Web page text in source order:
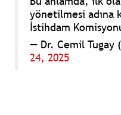
yönetilmesi adına
İstihdam
— Dr. Cemil Tugay
24, 2025